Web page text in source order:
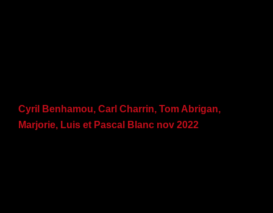
Cyril Benhamou, Carl Charrin, Tom Abrigan,
Marjorie, Luis et Pascal Blanc nov 2022